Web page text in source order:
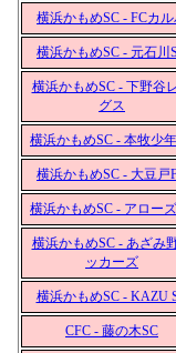
横浜かもめSC - FCカ
横浜かもめSC - 元石川
横浜かもめSC - 下野谷
グス
横浜かもめSC - 本牧少
横浜かもめSC - 大豆戸
横浜かもめSC - アロー
横浜かもめSC - あざみ
ッカーズ
横浜かもめSC - KAZU
CFC - 藤の木SC